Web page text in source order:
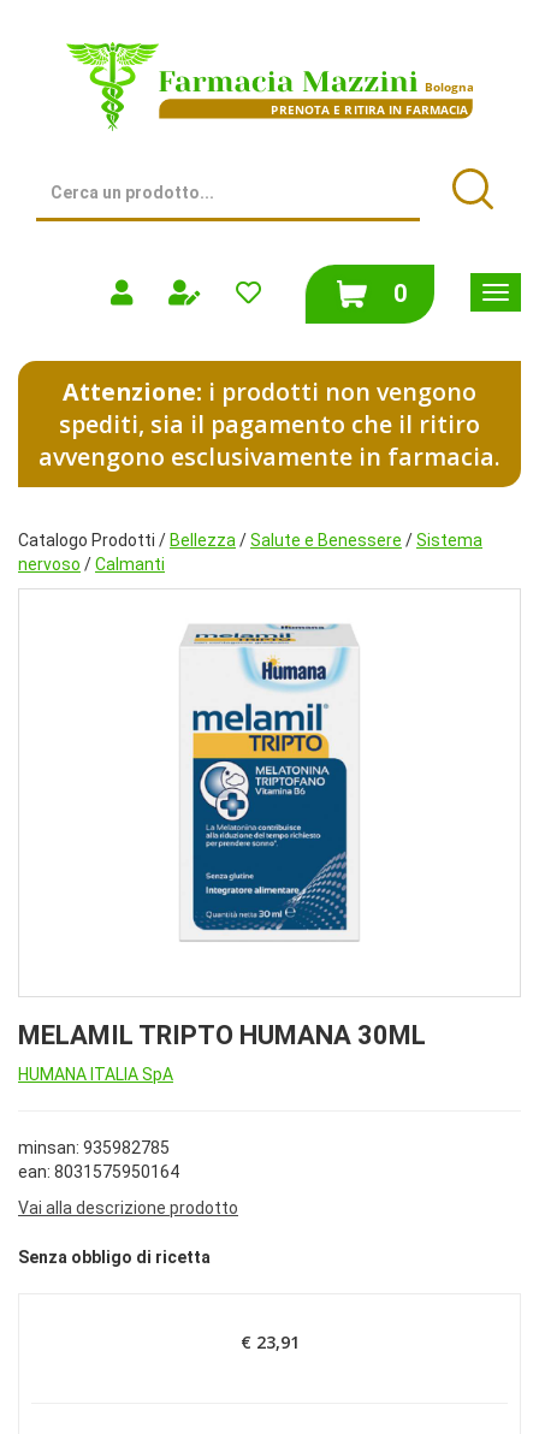
contenuto
Farmacia
Prodotto
0prodotti
inseriti
Attenzione: i prodotti non vengono
spediti, sia il pagamento che il ritiro
avvengono esclusivamente in farmacia.
Catalogo Prodotti / Bellezza /Salute e Benessere /Sistema
nervoso /Calmanti
MELAMIL TRIPTO HUMANA 30ML
HUMANA ITALIA SpA
minsan: 935982785
ean: 8031575950164
Vai alla descrizione prodotto
Senza obbligo di ricetta
Prezzo
€ 23,91